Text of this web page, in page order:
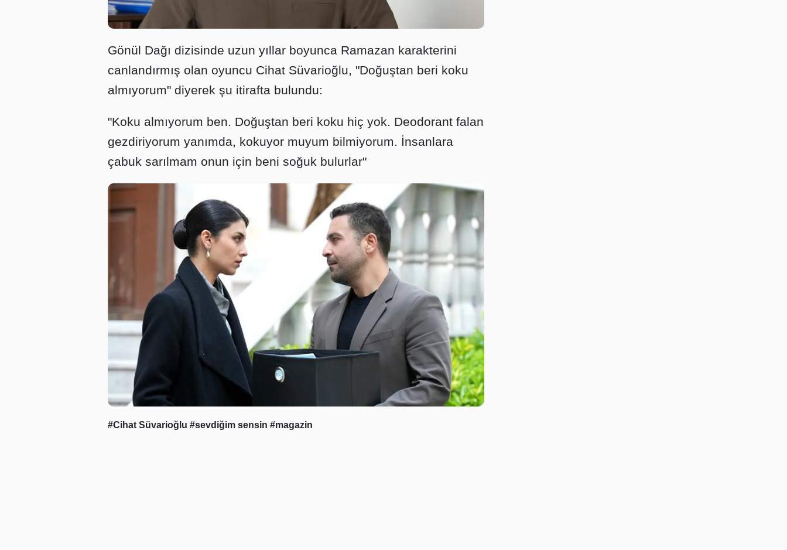
Gönül Dağı dizisinde uzun yıllar boyunca Ramazan karakterini
canlandırmış olan oyuncu Cihat Süvarioğlu, "Doğuştan beri koku
almıyorum" diyerek şu itirafta bulundu:
"Koku almıyorum ben. Doğuştan beri koku hiç yok. Deodorant falan
gezdiriyorum yanımda, kokuyor muyum bilmiyorum. İnsanlara
çabuk sarılmam onun için beni soğuk bulurlar"
#Cihat Süvarioğlu #sevdiğim sensin #magazin